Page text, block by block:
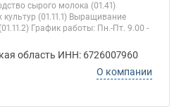
сырого молока (01.41)
(01.11.1) Выращивание
График работы: Пн.-Пт. 9.00 -
область ИНН: 6726007960
О компании